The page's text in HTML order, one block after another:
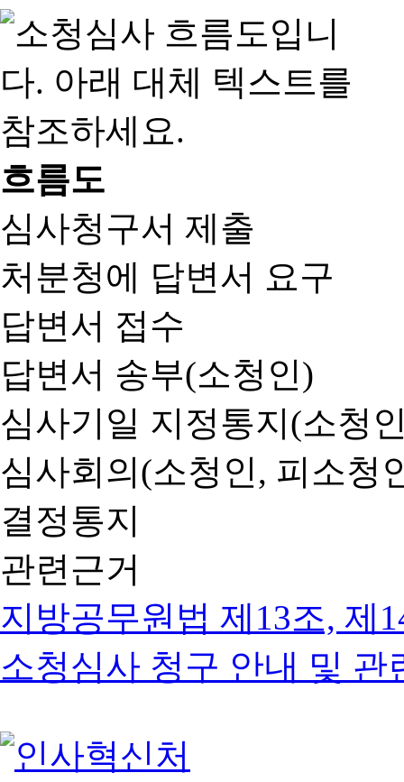
흐름도
심사청구서 제출
처분청에 답변서 요구
답변서 접수
답변서 송부(소청인)
심사기일 지정통지(소청
심사회의(소청인, 피소청
결정통지
관련근거
지방공무원법 제13조, 제
소청심사 청구 안내 및 관